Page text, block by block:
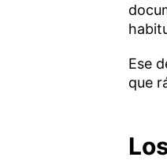
Ese
que